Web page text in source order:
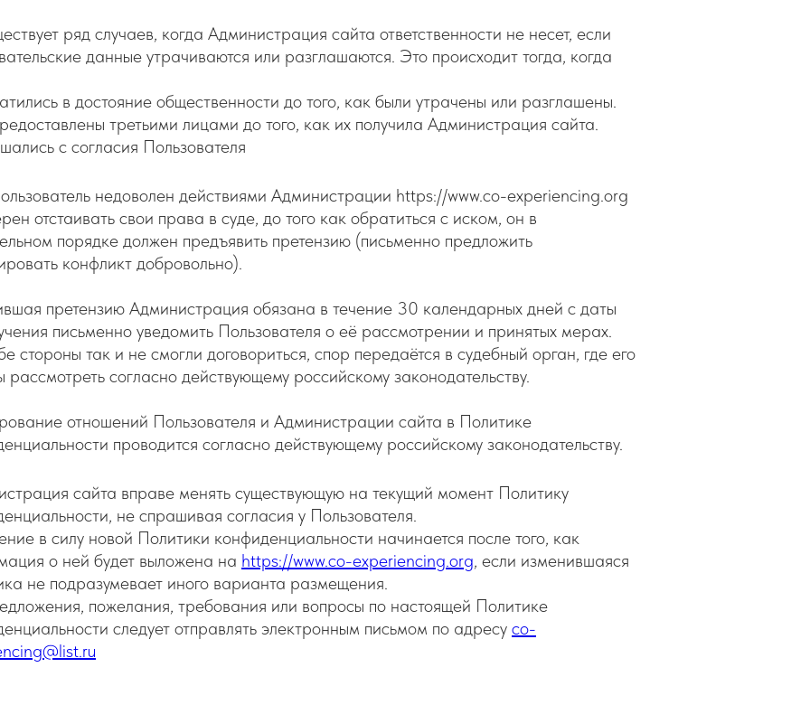
ряд случаев, когда Администрация сайта ответственности не несет, если
данные утрачиваются или разглашаются. Это происходит тогда, когда
в достояние общественности до того, как были утрачены или разглашены.
третьими лицами до того, как их получила Администрация сайта.
с согласия Пользователя
недоволен действиями Администрации https://www.co-experiencing.org
отстаивать свои права в суде, до того как обратиться с иском, он в
порядке должен предъявить претензию (письменно предложить
конфликт добровольно).
претензию Администрация обязана в течение 30 календарных дней с даты
письменно уведомить Пользователя о её рассмотрении и принятых мерах.
стороны так и не смогли договориться, спор передаётся в судебный орган, где его
рассмотреть согласно действующему российскому законодательству.
отношений Пользователя и Администрации сайта в Политике
проводится согласно действующему российскому законодательству.
сайта вправе менять существующую на текущий момент Политику
не спрашивая согласия у Пользователя.
в силу новой Политики конфиденциальности начинается после того, как
о ней будет выложена на https://www.co-experiencing.org, если изменившаяся
не подразумевает иного варианта размещения.
пожелания, требования или вопросы по настоящей Политике
следует отправлять электронным письмом по адресу co-